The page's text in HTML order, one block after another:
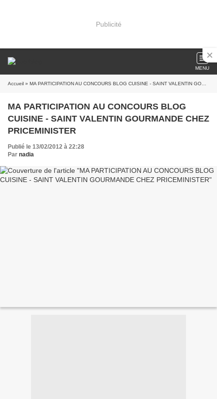
Publicité
MENU
Accueil » MA PARTICIPATION AU CONCOURS BLOG CUISINE - SAINT VALENTIN GOURMANDE CHEZ PRICEMINISTER
MA PARTICIPATION AU CONCOURS BLOG
CUISINE - SAINT VALENTIN GOURMANDE CHEZ
PRICEMINISTER
Publié le 13/02/2012 à 22:28
Par nadia